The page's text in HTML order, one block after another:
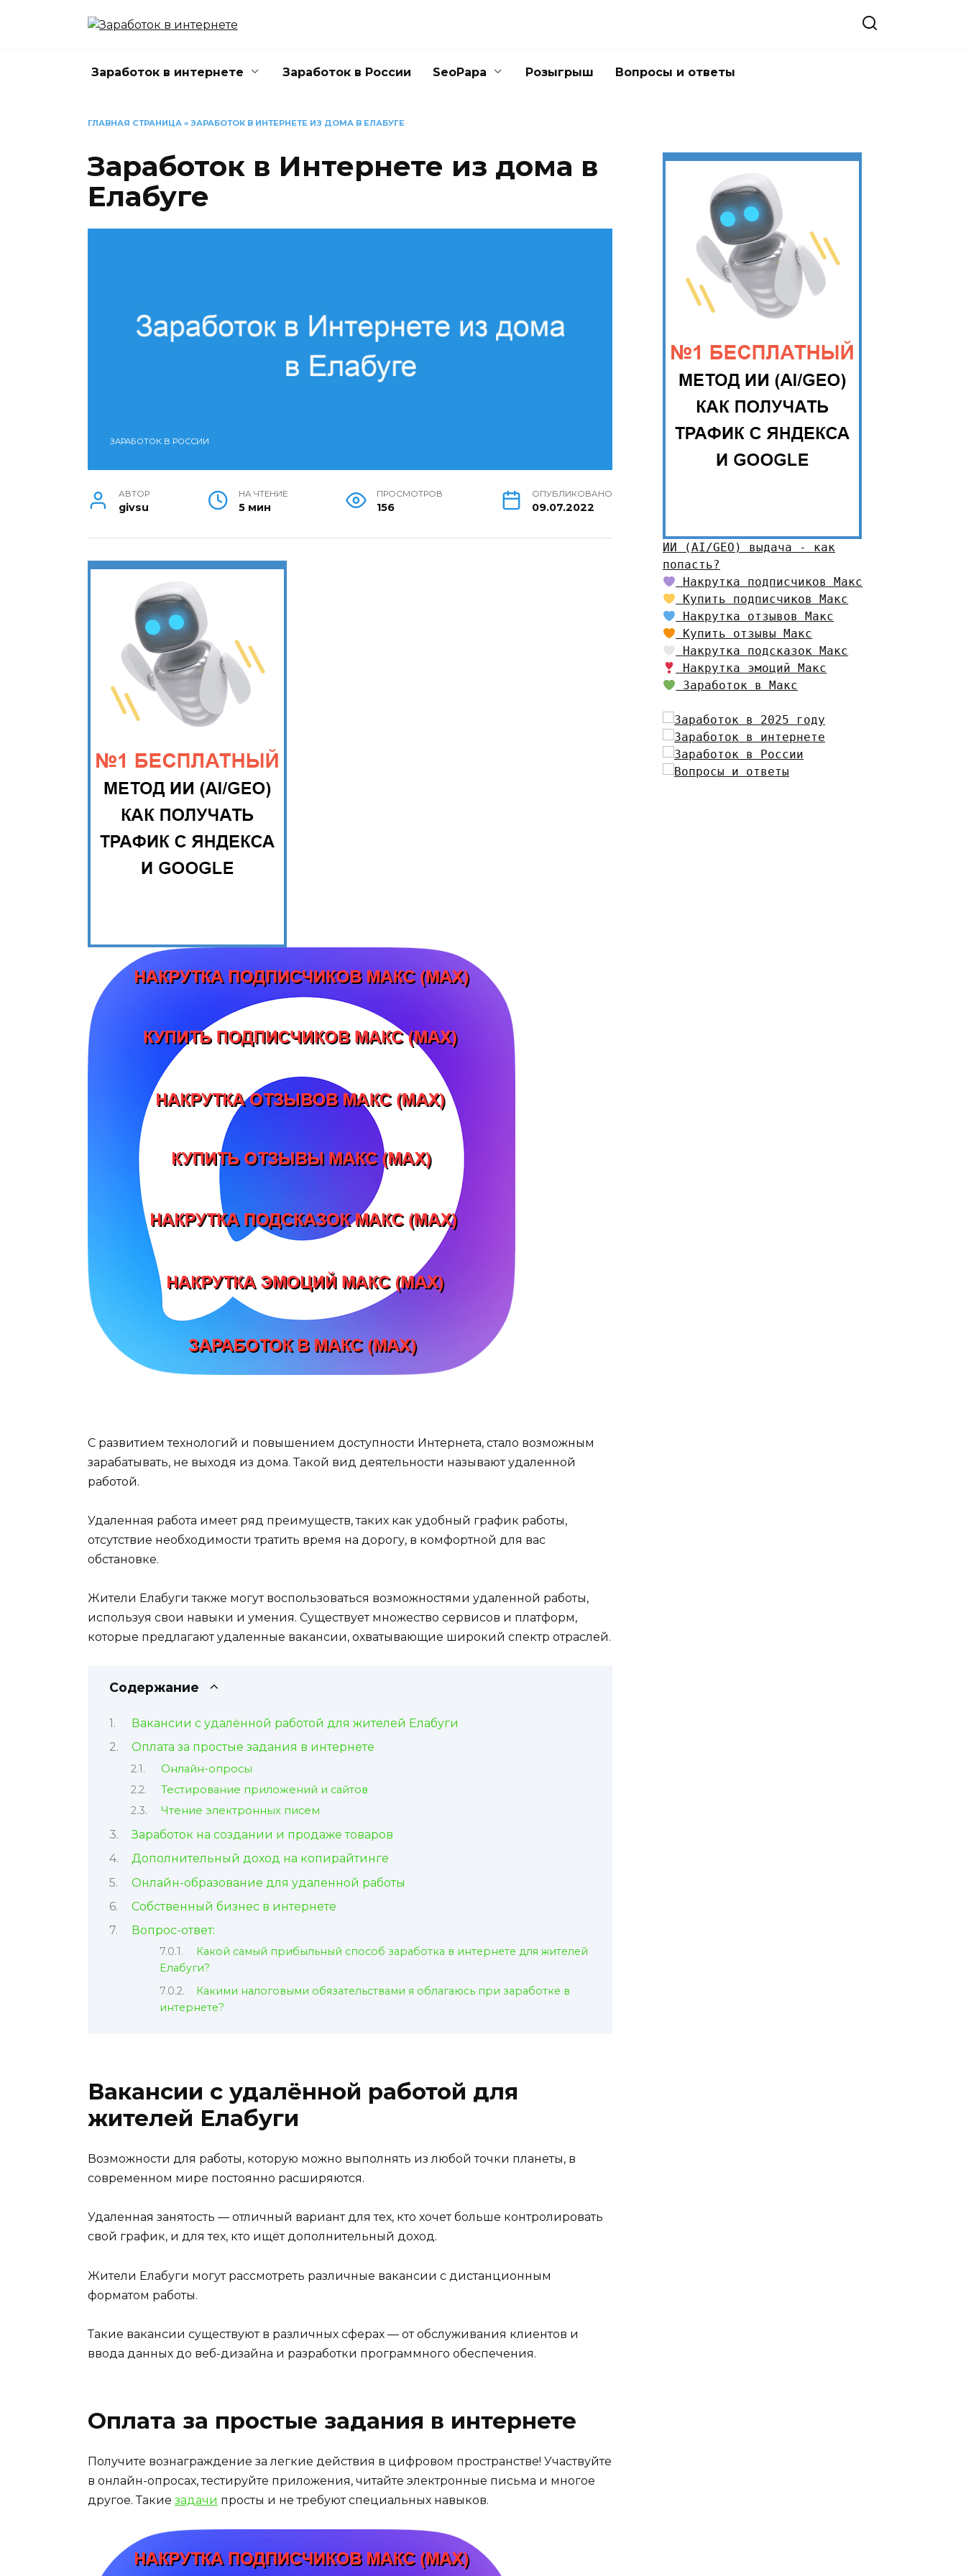
Заработок в интернете Заработок в России SeoPapa Розыгрыш Вопросы и ответы
ГЛАВНАЯ СТРАНИЦА » ЗАРАБОТОК В ИНТЕРНЕТЕ ИЗ ДОМА В ЕЛАБУГЕ
Заработок в Интернете из дома в
Елабуге
ЗАРАБОТОК В РОССИИ
АВТОР
givsu
НА ЧТЕНИЕ
5 мин
ПРОСМОТРОВ
156
ОПУБЛИКОВАНО
09.07.2022
С развитием технологий и повышением доступности Интернета, стало возможным
зарабатывать, не выходя из дома. Такой вид деятельности называют удаленной
работой.
Удаленная работа имеет ряд преимуществ, таких как удобный график работы,
отсутствие необходимости тратить время на дорогу, в комфортной для вас
обстановке.
Жители Елабуги также могут воспользоваться возможностями удаленной работы,
используя свои навыки и умения. Существует множество сервисов и платформ,
которые предлагают удаленные вакансии, охватывающие широкий спектр отраслей.
Содержание
Вакансии с удалённой работой для жителей Елабуги
Оплата за простые задания в интернете
Онлайн-опросы
Тестирование приложений и сайтов
Чтение электронных писем
Заработок на создании и продаже товаров
Дополнительный доход на копирайтинге
Онлайн-образование для удаленной работы
Собственный бизнес в интернете
Вопрос-ответ:
Какой самый прибыльный способ заработка в интернете для жителей
Елабуги?
Какими налоговыми обязательствами я облагаюсь при заработке в
интернете?
Вакансии с удалённой работой для
жителей Елабуги
Возможности для работы, которую можно выполнять из любой точки планеты, в
современном мире постоянно расширяются.
Удаленная занятость — отличный вариант для тех, кто хочет больше контролировать
свой график, и для тех, кто ищёт дополнительный доход.
Жители Елабуги могут рассмотреть различные вакансии с дистанционным
форматом работы.
Такие вакансии существуют в различных сферах — от обслуживания клиентов и
ввода данных до веб-дизайна и разработки программного обеспечения.
Оплата за простые задания в интернете
Получите вознаграждение за легкие действия в цифровом пространстве! Участвуйте
в онлайн-опросах, тестируйте приложения, читайте электронные письма и многое
другое. Такие задачи просты и не требуют специальных навыков.
ИИ (AI/GEO) выдача - как
попасть?
Накрутка подписчиков Макс
Купить подписчиков Макс
Накрутка отзывов Макс
Купить отзывы Макс
Накрутка подсказок Макс
Накрутка эмоций Макс
Заработок в Макс